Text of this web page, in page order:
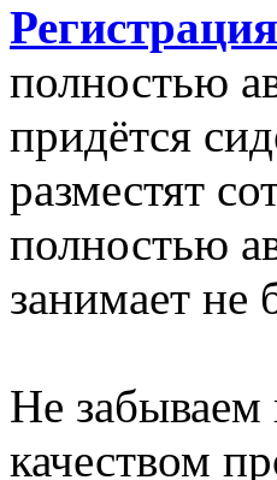
полностью
придётся
разместят
полностью
занимает не
Не забываем
качеством